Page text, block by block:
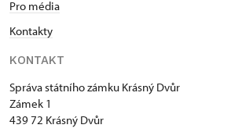
Pro média
Kontakty
KONTAKT
Správa státního zámku Krásný Dvůr
Zámek 1
439 72 Krásný Dvůr